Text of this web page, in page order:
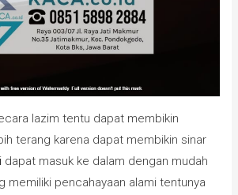
lazim tentu dapat membikin
terang karena dapat membikin sinar
dapat masuk ke dalam dengan mudah
memiliki pencahayaan alami tentunya